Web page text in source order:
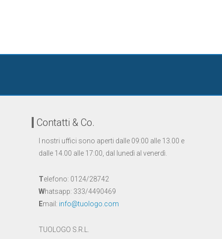
Contatti & Co.
I nostri uffici sono aperti dalle 09:00 alle 13.00 e
dalle 14.00 alle 17:00, dal lunedì al venerdì.
Telefono: 0124/28742
Whatsapp: 333/4490469
Email: info@tuologo.com
TUOLOGO S.R.L.